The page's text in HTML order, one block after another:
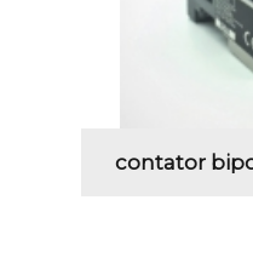
contator